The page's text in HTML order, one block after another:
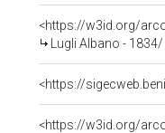
<https://w3id.org/
Lugli Albano -
<https://
<https://w3id.org/